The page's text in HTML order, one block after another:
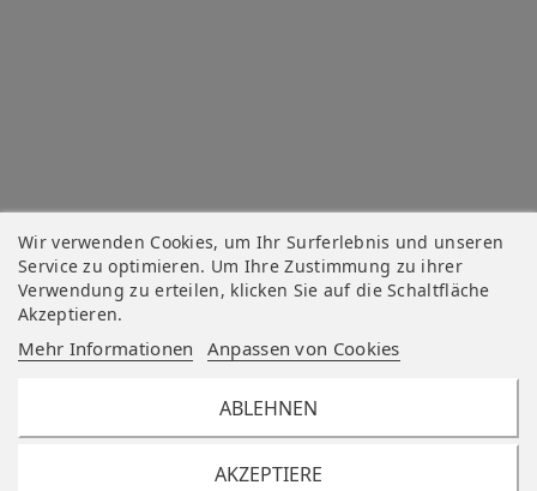
Wir verwenden Cookies, um Ihr Surferlebnis und unseren
Service zu optimieren. Um Ihre Zustimmung zu ihrer
Verwendung zu erteilen, klicken Sie auf die Schaltfläche
Akzeptieren.
Mehr Informationen Anpassen von Cookies
ABLEHNEN
AKZEPTIERE